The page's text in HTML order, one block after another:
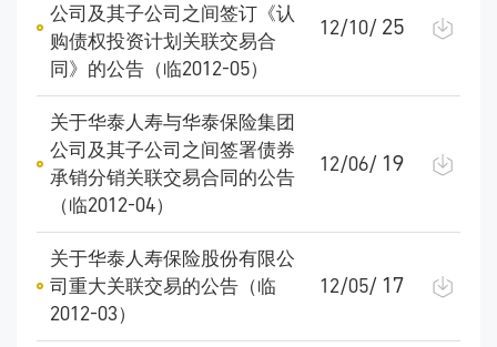
公司及其子公司之间签订《认
购债权投资计划关联交易合
同》的公告（临2012-05）
12/10/ 25
关于华泰人寿与华泰保险集团
公司及其子公司之间签署债券
承销分销关联交易合同的公告
（临2012-04）
12/06/ 19
关于华泰人寿保险股份有限公
司重大关联交易的公告（临
2012-03）
12/05/ 17